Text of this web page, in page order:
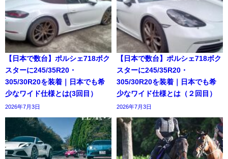
【日本で数台】ポルシェ718ボク
スターに245/35R20・
305/30R20を装着｜日本でも希
少なワイド仕様とは(3回目）
2026年7月3日
【日本で数台】ポルシェ718ボク
スターに245/35R20・
305/30R20を装着｜日本でも希
少なワイド仕様とは（２回目）
2026年7月3日